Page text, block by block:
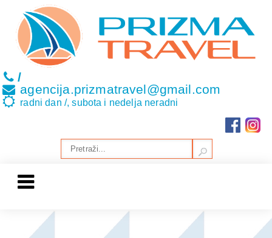
/
agencija.prizmatravel@gmail.com
radni dan /, subota i nedelja neradni